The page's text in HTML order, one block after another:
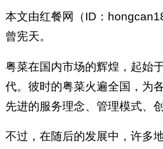
本文由红餐网（ID：
曾宪天。
粤菜在国内市场的辉煌，起始
代。彼时的粤菜火遍全国，为
先进的服务理念、管理模式、
不过，在随后的发展中，许多